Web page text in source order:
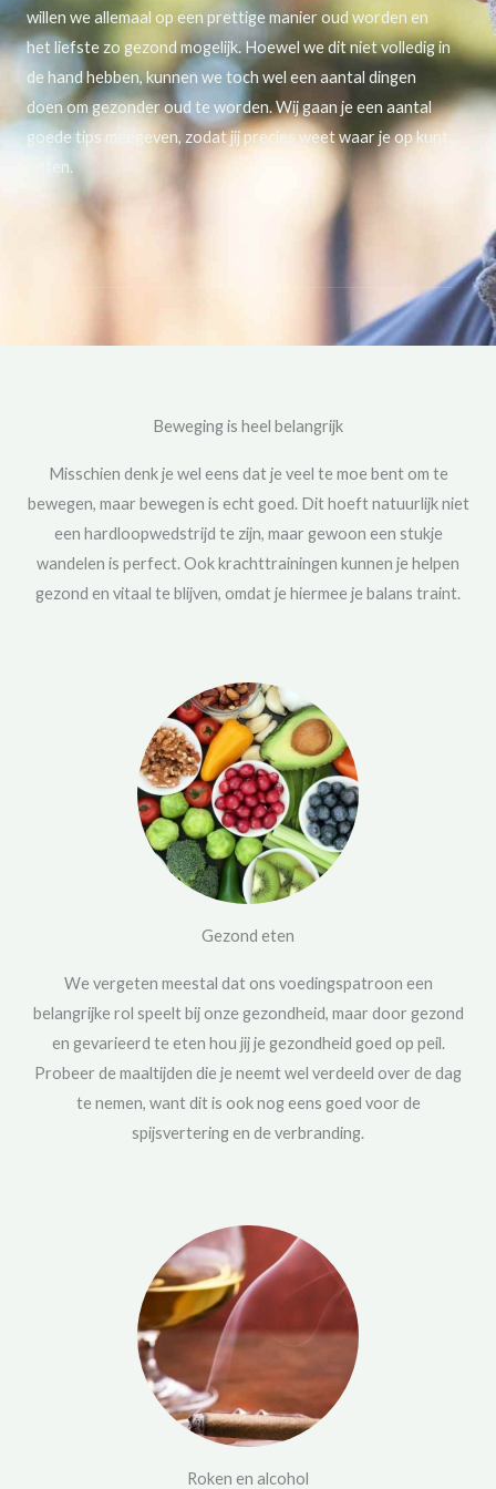
willen we allemaal op een prettige manier oud worden en
het liefste zo gezond mogelijk. Hoewel we dit niet volledig in
de hand hebben, kunnen we toch wel een aantal dingen
doen om gezonder oud te worden. Wij gaan je een aantal
goede tips meegeven, zodat jij precies weet waar je op kunt
letten.
Beweging is heel belangrijk
Misschien denk je wel eens dat je veel te moe bent om te
bewegen, maar bewegen is echt goed. Dit hoeft natuurlijk niet
een hardloopwedstrijd te zijn, maar gewoon een stukje
wandelen is perfect. Ook krachttrainingen kunnen je helpen
gezond en vitaal te blijven, omdat je hiermee je balans traint.
Gezond eten
We vergeten meestal dat ons voedingspatroon een
belangrijke rol speelt bij onze gezondheid, maar door gezond
en gevarieerd te eten hou jij je gezondheid goed op peil.
Probeer de maaltijden die je neemt wel verdeeld over de dag
te nemen, want dit is ook nog eens goed voor de
spijsvertering en de verbranding.
Roken en alcohol